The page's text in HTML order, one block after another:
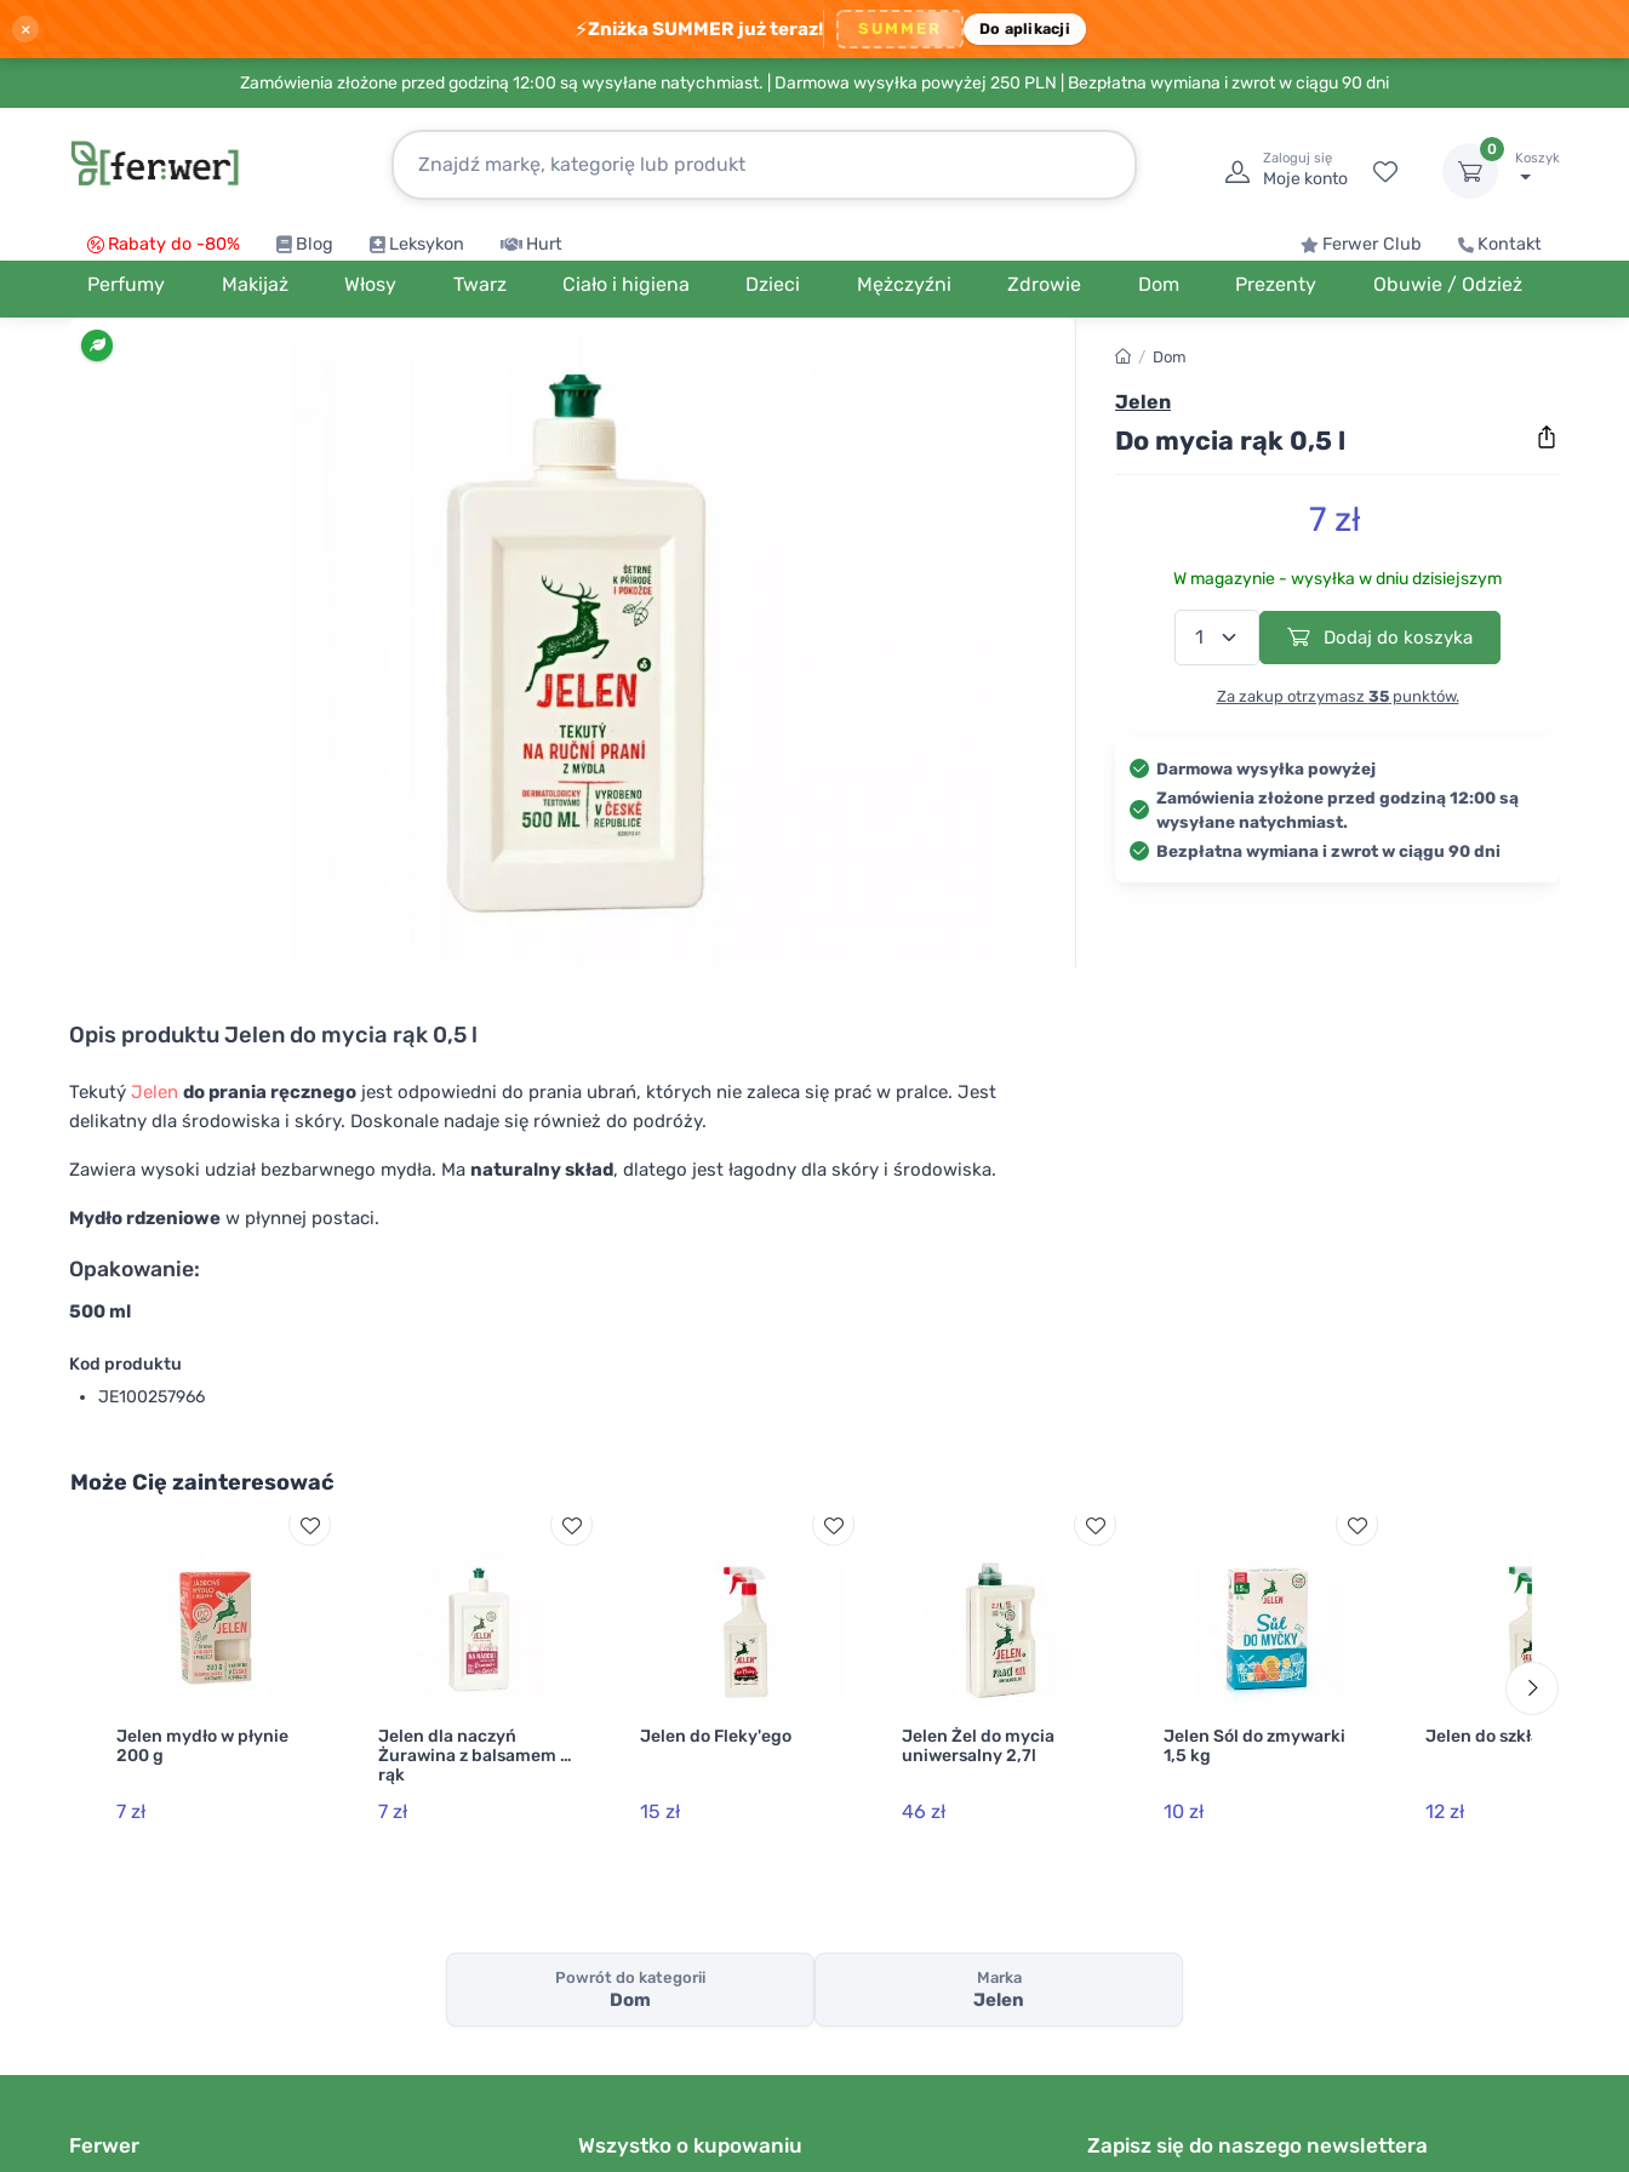
× ⚡Zniżka SUMMER już teraz! SUMMER Do aplikacji
Zamówienia złożone przed godziną 12:00 są wysyłane natychmiast. | Darmowa wysyłka powyżej 250 PLN | Bezpłatna wymiana i zwrot w ciągu 90 dni
Zaloguj się
Moje konto
0
Koszyk
Rabaty do -80% Blog Leksykon Hurt Ferwer Club Kontakt
Perfumy Makijaż Włosy Twarz Ciało i higiena Dzieci Mężczyźni Zdrowie Dom Prezenty Obuwie / Odzież
Opis produktuJelen do mycia rąk 0,5 l
Tekutý Jelen do prania ręcznego jest odpowiedni do prania ubrań, których nie zaleca się prać w pralce. Jest
delikatny dla środowiska i skóry. Doskonale nadaje się również do podróży.
Zawiera wysoki udział bezbarwnego mydła. Ma naturalny skład, dlatego jest łagodny dla skóry i środowiska.
Mydło rdzeniowe w płynnej postaci.
Opakowanie:
500 ml
Kod produktu
JE100257966
/ Dom
Jelen
Do mycia rąk 0,5 l
7 zł
W magazynie - wysyłka w dniu dzisiejszym
Dodaj do koszyka
Za zakup otrzymasz 35punktów.
Darmowa wysyłka powyżej
Zamówienia złożone przed godziną 12:00 są
wysyłane natychmiast.
Bezpłatna wymiana i zwrot w ciągu 90 dni
Może Cię zainteresować
Jelen mydło w płynie
200 g
7 zł
Jelen dla naczyń
Żurawina z balsamem do
rąk
7 zł
Jelen do Fleky'ego
15 zł
Jelen Żel do mycia
uniwersalny 2,7l
46 zł
Jelen Sól do zmywarki
1,5 kg
10 zł
Jelen do szkła i luster
12 zł
Powrót do kategorii
Dom
Marka
Jelen
Ferwer Wszystko o kupowaniu Zapisz się do naszego newslettera